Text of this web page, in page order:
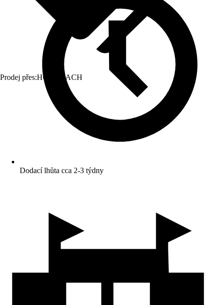
Prodej přes:HORNBACH
Dodací lhůta cca 2-3 týdny